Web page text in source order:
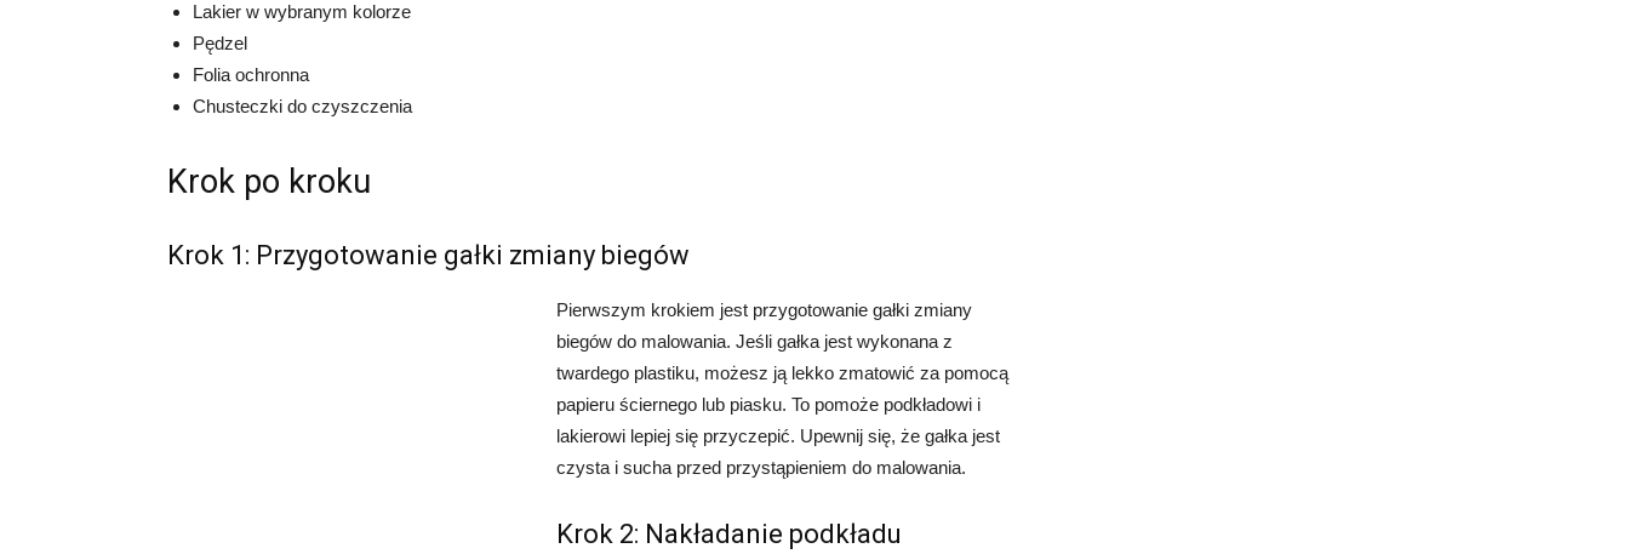
Lakier w wybranym kolorze
Pędzel
Folia ochronna
Chusteczki do czyszczenia
Krok po kroku
Krok 1: Przygotowanie gałki zmiany biegów
Pierwszym krokiem jest przygotowanie gałki zmiany
biegów do malowania. Jeśli gałka jest wykonana z
twardego plastiku, możesz ją lekko zmatowić za pomocą
papieru ściernego lub piasku. To pomoże podkładowi i
lakierowi lepiej się przyczepić. Upewnij się, że gałka jest
czysta i sucha przed przystąpieniem do malowania.
Krok 2: Nakładanie podkładu